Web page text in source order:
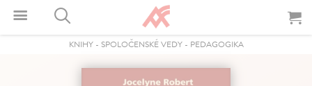
KNIHY- SPOLOČENSKÉ VEDY- PEDAGOGIKA